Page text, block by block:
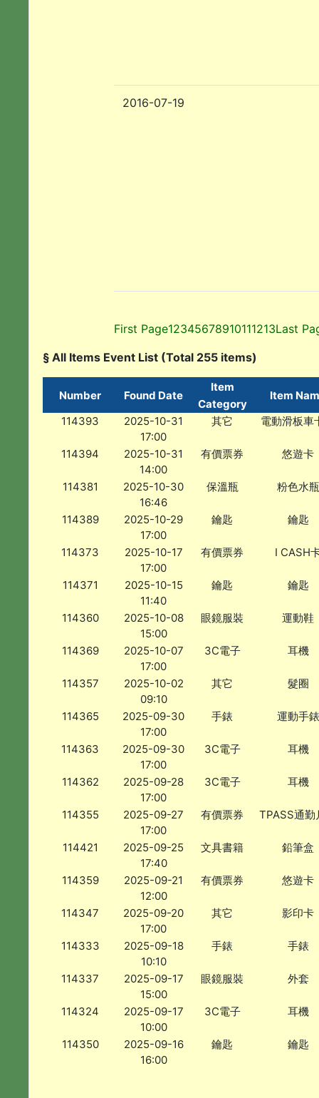
2016-07-19
First Page12345678910111213Last
§ All Items Event List (Total 255 items)
Number Found Date
Item
Category
Item
114393
2025-10-31
17:00
其它 電動滑板車
114394
2025-10-31
14:00
有價票券 悠遊卡
114381
2025-10-30
16:46
保溫瓶 粉色水瓶
114389
2025-10-29
17:00
鑰匙 鑰匙
114373
2025-10-17
17:00
有價票券 I CASH
114371
2025-10-15
11:40
鑰匙 鑰匙
114360
2025-10-08
15:00
眼鏡服裝 運動鞋
114369
2025-10-07
17:00
3C電子 耳機
114357
2025-10-02
09:10
其它 髮圈
114365
2025-09-30
17:00
手錶 運動手錶
114363
2025-09-30
17:00
3C電子 耳機
114362
2025-09-28
17:00
3C電子 耳機
114355
2025-09-27
17:00
有價票券 TPASS通勤
114421
2025-09-25
17:40
文具書籍 鉛筆盒
114359
2025-09-21
12:00
有價票券 悠遊卡
114347
2025-09-20
17:00
其它 影印卡
114333
2025-09-18
10:10
手錶 手錶
114337
2025-09-17
15:00
眼鏡服裝 外套
114324
2025-09-17
10:00
3C電子 耳機
114350
2025-09-16
16:00
鑰匙 鑰匙